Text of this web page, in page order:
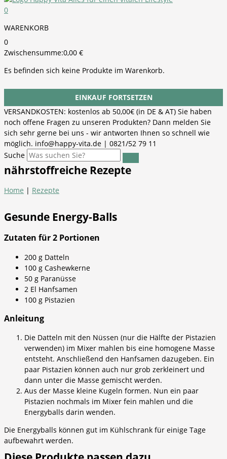
0
WARENKORB
0
Zwischensumme:0,00 €
Es befinden sich keine Produkte im Warenkorb.
EINKAUF FORTSETZEN
VERSANDKOSTEN: kostenlos ab 50,00€ (in DE & AT) Sie haben
noch offene Fragen zu unseren Produkten? Dann melden Sie
sich sehr gerne bei uns - wir antworten Ihnen so schnell wie
möglich. info@happy-vita.de | 0821/52 79 11
Suche
nährstoffreiche Rezepte
Home | Rezepte
Gesunde Energy-Balls
Zutaten für 2 Portionen
200 g Datteln
100 g Cashewkerne
50 g Paranüsse
2 El Hanfsamen
100 g Pistazien
Anleitung
Die Datteln mit den Nüssen (nur die Hälfte der Pistazien
verwenden) im Mixer mahlen bis eine homogene Masse
entsteht. Anschließend den Hanfsamen dazugeben. Ein
paar Pistazien können auch nur grob zerkleinert und
dann unter die Masse gemischt werden.
Aus der Masse kleine Kugeln formen. Nun ein paar
Pistazien nochmals im Mixer fein mahlen und die
Energyballs darin wenden.
Die Energyballs können gut im Kühlschrank für einige Tage
aufbewahrt werden.